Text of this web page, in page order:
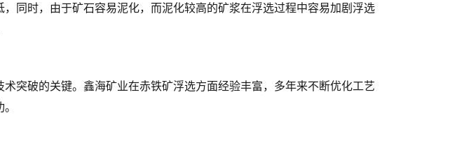
同时，由于矿石容易泥化，而泥化较高的矿浆在浮选过程中容易加剧浮选
突破的关键。鑫海矿业在赤铁矿浮选方面经验丰富，多年来不断优化工艺